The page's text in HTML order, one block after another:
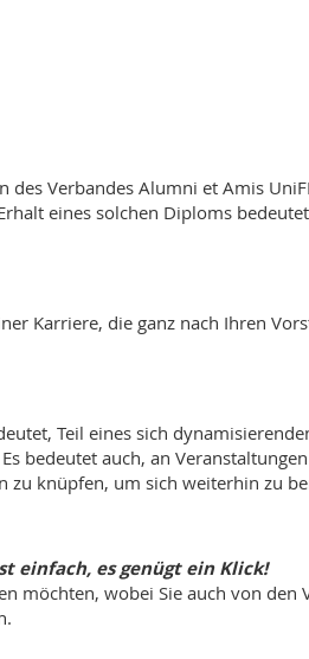
des Verbandes Alumni et Amis
eines solchen Diploms
Karriere, die ganz nach Ihren
Teil eines sich
bedeutet auch, an
zu knüpfen, um sich weiterhin zu
einfach, es genügt ein Klick!
möchten, wobei Sie auch von den